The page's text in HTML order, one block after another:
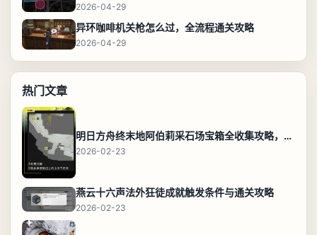
2026-04-29
异环咖啡机关枪怎么过，全流程通关攻略
2026-04-29
热门文章
明日方舟终末地阿伯莉采石场宝箱全收集攻略，全点位分布图与路线
2026-02-23
燕云十六声法外狂徒成就触发条件与通关攻略
2026-02-23